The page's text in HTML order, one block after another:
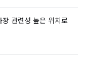
관련성 높은 위치로